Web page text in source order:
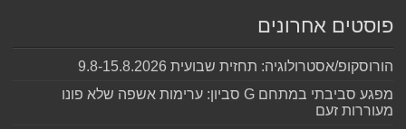
פוסטים אחרונים
הורוסקופ/אסטרולוגיה: תחזית שבועית 9.8-15.8.2026
מפגע סביבתי במתחם G סביון: ערימות אשפה שלא פונו
מעוררות זעם